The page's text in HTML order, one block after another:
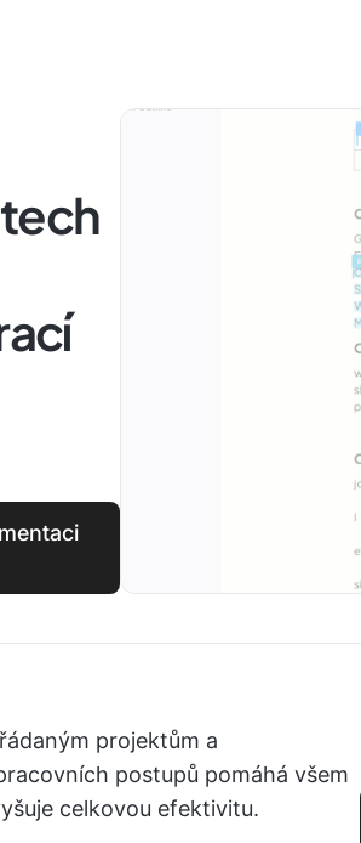
projektům a
postupů pomáhá všem
celkovou efektivitu.